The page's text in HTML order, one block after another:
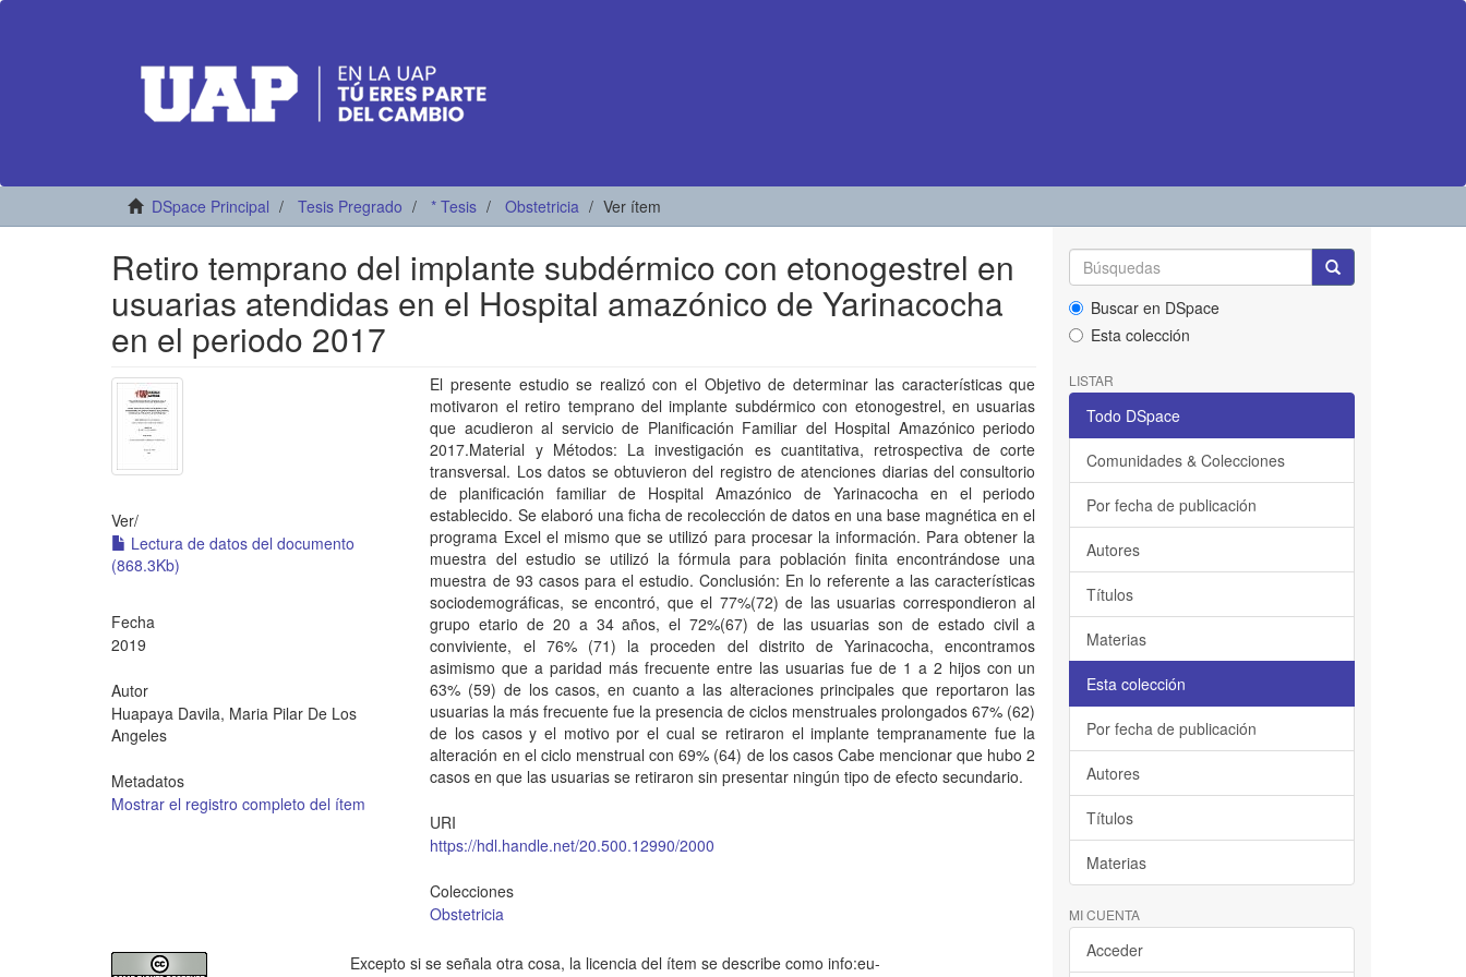
DSpace Principal Tesis Pregrado * Tesis Obstetricia Ver ítem
Retiro temprano del implante subdérmico con etonogestrel en
usuarias atendidas en el Hospital amazónico de Yarinacocha
en el periodo 2017
Ver/
Lectura de datos del documento
(868.3Kb)
Fecha
2019
Autor
Huapaya Davila, Maria Pilar De Los
Angeles
Metadatos
Mostrar el registro completo del ítem
El presente estudio se realizó con el Objetivo de determinar las características que
motivaron el retiro temprano del implante subdérmico con etonogestrel, en usuarias
que acudieron al servicio de Planificación Familiar del Hospital Amazónico periodo
2017.Material y Métodos: La investigación es cuantitativa, retrospectiva de corte
transversal. Los datos se obtuvieron del registro de atenciones diarias del consultorio
de planificación familiar de Hospital Amazónico de Yarinacocha en el periodo
establecido. Se elaboró una ficha de recolección de datos en una base magnética en el
programa Excel el mismo que se utilizó para procesar la información. Para obtener la
muestra del estudio se utilizó la fórmula para población finita encontrándose una
muestra de 93 casos para el estudio. Conclusión: En lo referente a las características
sociodemográficas, se encontró, que el 77%(72) de las usuarias correspondieron al
grupo etario de 20 a 34 años, el 72%(67) de las usuarias son de estado civil a
conviviente, el 76% (71) la proceden del distrito de Yarinacocha, encontramos
asimismo que a paridad más frecuente entre las usuarias fue de 1 a 2 hijos con un
63% (59) de los casos, en cuanto a las alteraciones principales que reportaron las
usuarias la más frecuente fue la presencia de ciclos menstruales prolongados 67% (62)
de los casos y el motivo por el cual se retiraron el implante tempranamente fue la
alteración en el ciclo menstrual con 69% (64) de los casos Cabe mencionar que hubo 2
casos en que las usuarias se retiraron sin presentar ningún tipo de efecto secundario.
URI
https://hdl.handle.net/20.500.12990/2000
Colecciones
Obstetricia
Excepto si se señala otra cosa, la licencia del ítem se describe como info:eu-
Buscar en DSpace
Esta colección
LISTAR
Todo DSpace
Comunidades & Colecciones
Por fecha de publicación
Autores
Títulos
Materias
Esta colección
Por fecha de publicación
Autores
Títulos
Materias
MI CUENTA
Acceder